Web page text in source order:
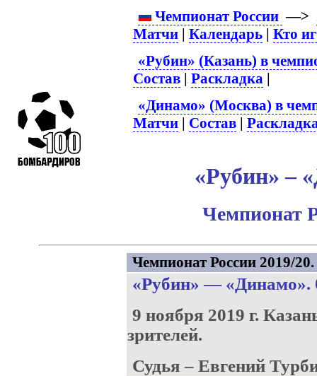
Чемпионат России —>
Матчи |Календарь |Кто
«Рубин» (Казань) в
Состав |Раскладка |
«Динамо» (Москва) в
Матчи | Состав |
«Рубин» –
Чемпионат
Чемпионат России 2019/
«Рубин» — «Динамо».
9 ноября 2019 г.
зрителей.
Судья – Евгений